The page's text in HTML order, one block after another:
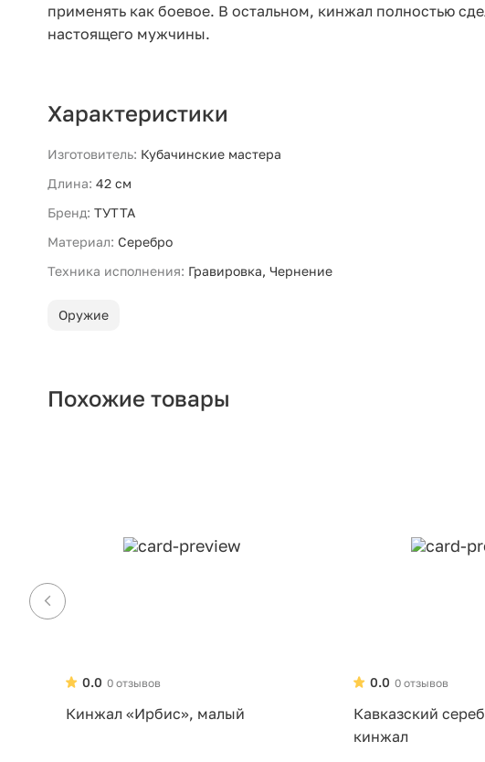
применять как боевое. В остальном, кинжал полностью
настоящего мужчины.
Характеристики
Изготовитель: Кубачинские мастера
Длина: 42 см
Бренд: ТУТТА
Материал: Серебро
Техника исполнения: Гравировка, Чернение
Оружие
Похожие товары
0 отзывов
0.0
Кинжал «Ирбис», малый
0 отзывов
0.0
Кавказский
кинжал